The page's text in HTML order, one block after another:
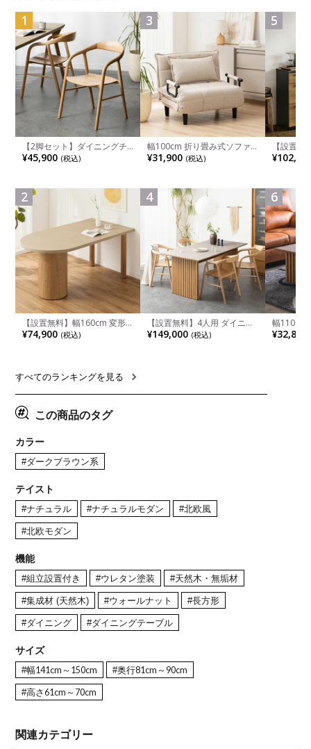
1
【2脚セット】ダイニングチ
ェア 木製 LUGA 肘付き チェ
ア 天然木 リビング椅子 板座
ュラル ブラウン 完成品
¥45,900 (税込)
2
【設置無料】幅160cm 変形
半円 ダイニングテーブル モ
ルタル風 LENAS コンクリー
リア風 グレージュ
¥74,900 (税込)
3
幅100cm 折り畳み式ソファ
ベッド コンパクト リクライ
ニング カウチスタイル 省ス
¥31,900 (税込)
4
【設置無料】4人用 ダイニン
グテーブルセット 5点 LUGA
セラミックテーブル おしゃれ
¥149,000 (税込)
5
【設置
チンカウ
板 引き出
れ ウッデ
ル グレー
6
幅110cm
木目調 リ
付き 長方
¥32,800
すべてのランキングを見る
この商品のタグ
カラー
#ダークブラウン系
テイスト
#ナチュラル #ナチュラルモダン #北欧風
#北欧モダン
機能
#組立設置付き #ウレタン塗装 #天然木・無垢材
#集成材 (天然木) #ウォールナット #長方形
#ダイニング #ダイニングテーブル
サイズ
#幅141cm～150cm #奥行81cm～90cm
#高さ61cm～70cm
関連カテゴリー